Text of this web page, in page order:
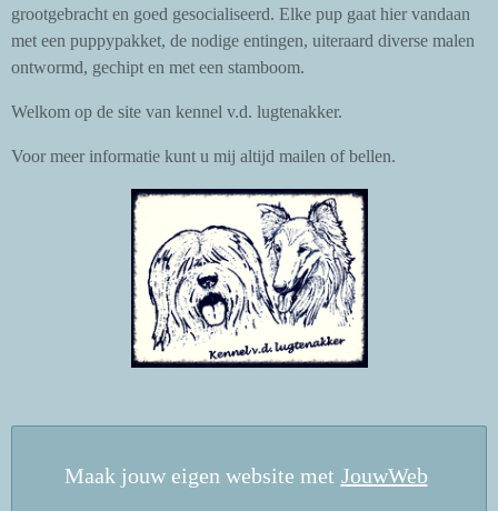
grootgebracht en goed gesocialiseerd. Elke pup gaat hier vandaan
met een puppypakket, de nodige entingen, uiteraard diverse malen
ontwormd, gechipt en met een stamboom.
Welkom op de site van kennel v.d. lugtenakker.
Voor meer informatie kunt u mij altijd mailen of bellen.
Maak jouw eigen website met JouwWeb